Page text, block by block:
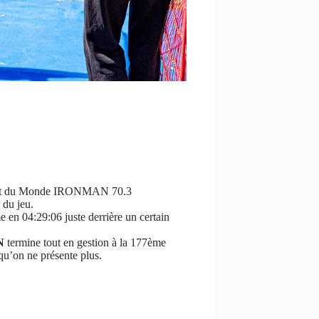
du Monde IRONMAN 70.3
du jeu.
en 04:29:06 juste derrière un certain
termine tout en gestion à la 177ème
ne présente plus.